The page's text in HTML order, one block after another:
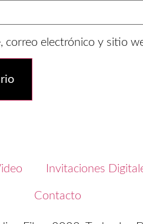
correo electrónico y sitio
Invitaciones
Contacto